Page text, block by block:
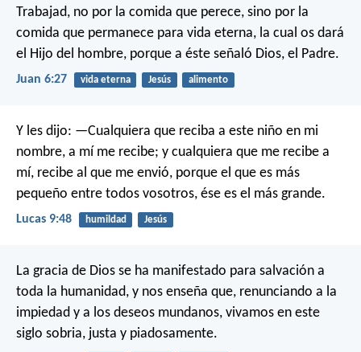
Trabajad, no por la comida que perece, sino por la
comida que permanece para vida eterna, la cual os dará
el Hijo del hombre, porque a éste señaló Dios, el Padre.
Juan 6:27 vida eterna Jesús alimento
Y les dijo: —Cualquiera que reciba a este niño en mi
nombre, a mí me recibe; y cualquiera que me recibe a
mí, recibe al que me envió, porque el que es más
pequeño entre todos vosotros, ése es el más grande.
Lucas 9:48 humildad Jesús
La gracia de Dios se ha manifestado para salvación a
toda la humanidad, y nos enseña que, renunciando a la
impiedad y a los deseos mundanos, vivamos en este
siglo sobria, justa y piadosamente.